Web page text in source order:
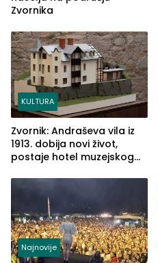
Zvornika
KULTURA
Zvornik: Andraševa vila iz
1913. dobija novi život,
postaje hotel muzejskog
Najnovije